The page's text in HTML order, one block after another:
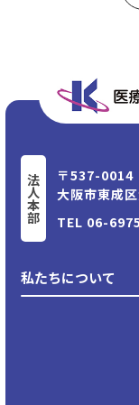
法人本部
〒537-0014
大阪市東成
TEL 06-
私たちについて